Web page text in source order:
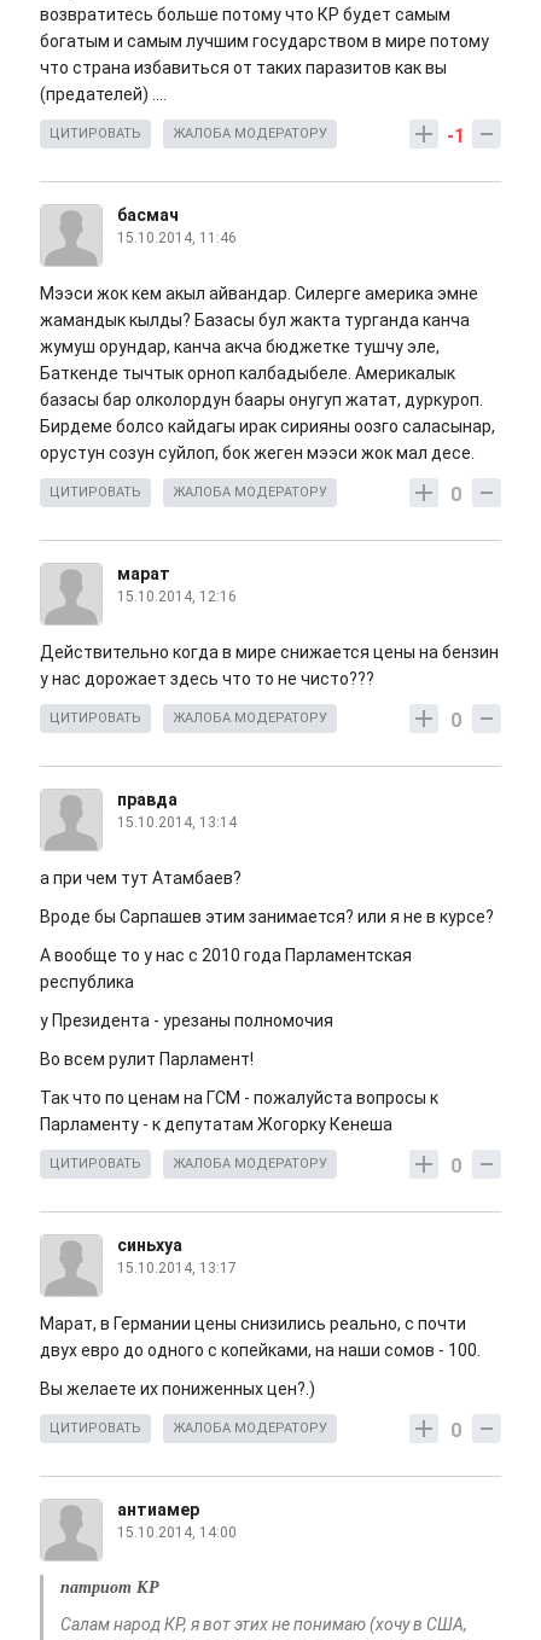
возвратитесь больше потому что КР будет самым
богатым и самым лучшим государством в мире потому
что страна избавиться от таких паразитов как вы
(предателей) ....
-1
ЦИТИРОВАТЬ ЖАЛОБА МОДЕРАТОРУ
басмач
15.10.2014, 11:46
Мээси жок кем акыл айвандар. Силерге америка эмне
жамандык кылды? Базасы бул жакта турганда канча
жумуш орундар, канча акча бюджетке тушчу эле,
Баткенде тычтык орноп калбадыбеле. Америкалык
базасы бар олколордун баары онугуп жатат, дуркуроп.
Бирдеме болсо кайдагы ирак сирияны оозго саласынар,
орустун созун суйлоп, бок жеген мээси жок мал десе.
0
ЦИТИРОВАТЬ ЖАЛОБА МОДЕРАТОРУ
марат
15.10.2014, 12:16
Действительно когда в мире снижается цены на бензин
у нас дорожает здесь что то не чисто???
0
ЦИТИРОВАТЬ ЖАЛОБА МОДЕРАТОРУ
правда
15.10.2014, 13:14
а при чем тут Атамбаев?
Вроде бы Сарпашев этим занимается? или я не в курсе?
А вообще то у нас с 2010 года Парламентская
республика
у Президента - урезаны полномочия
Во всем рулит Парламент!
Так что по ценам на ГСМ - пожалуйста вопросы к
Парламенту - к депутатам Жогорку Кенеша
0
ЦИТИРОВАТЬ ЖАЛОБА МОДЕРАТОРУ
синьхуа
15.10.2014, 13:17
Марат, в Германии цены снизились реально, с почти
двух евро до одного с копейками, на наши сомов - 100.
Вы желаете их пониженных цен?.)
0
ЦИТИРОВАТЬ ЖАЛОБА МОДЕРАТОРУ
антиамер
15.10.2014, 14:00
патриот КР
Салам народ КР, я вот этих не понимаю (хочу в США,